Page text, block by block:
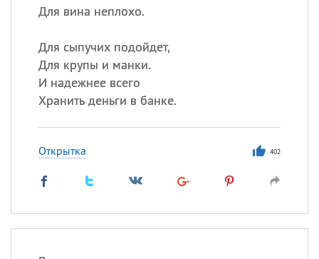
Для вина неплохо.
Для сыпучих подойдет,
Для крупы и манки.
И надежнее всего
Хранить деньги в банке.
Открытка 402